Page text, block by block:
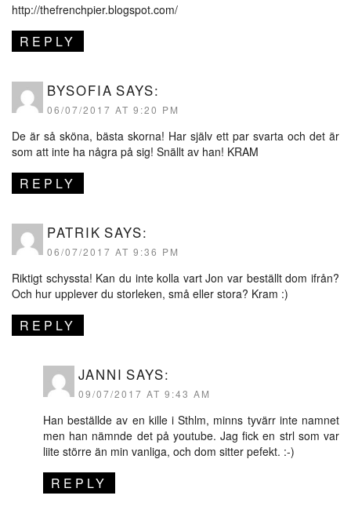
http://thefrenchpier.blogspot.com/
REPLY
BYSOFIA SAYS:
06/07/2017 AT 9:20 PM
De är så sköna, bästa skorna! Har själv ett par svarta och det är
som att inte ha några på sig! Snällt av han! KRAM
REPLY
PATRIK SAYS:
06/07/2017 AT 9:36 PM
Riktigt schyssta! Kan du inte kolla vart Jon var beställt dom ifrån?
Och hur upplever du storleken, små eller stora? Kram :)
REPLY
JANNI SAYS:
09/07/2017 AT 9:43 AM
Han beställde av en kille i Sthlm, minns tyvärr inte namnet
men han nämnde det på youtube. Jag fick en strl som var
liite större än min vanliga, och dom sitter pefekt. :-)
REPLY